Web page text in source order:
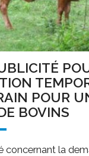
POUR
BOVINS
concernant la